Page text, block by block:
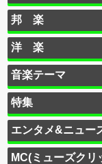
邦 楽
洋 楽
音楽テーマ
特集
エンタメ&ニュー
MC(ミューズクリ